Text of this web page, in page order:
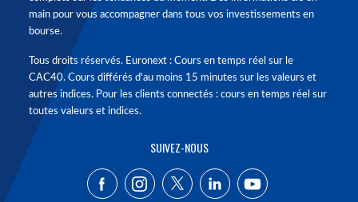
main pour vous accompagner dans tous vos investissements en
bourse.
Tous droits réservés. Euronext : Cours en temps réel sur le
CAC40. Cours différés d'au moins 15 minutes sur les valeurs et
autres indices. Pour les clients connectés : cours en temps réel sur
toutes valeurs et indices.
SUIVEZ-NOUS